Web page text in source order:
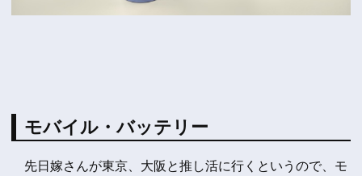
モバイル・バッテリー
先日嫁さんが東京、大阪と推し活に行くというので、モ